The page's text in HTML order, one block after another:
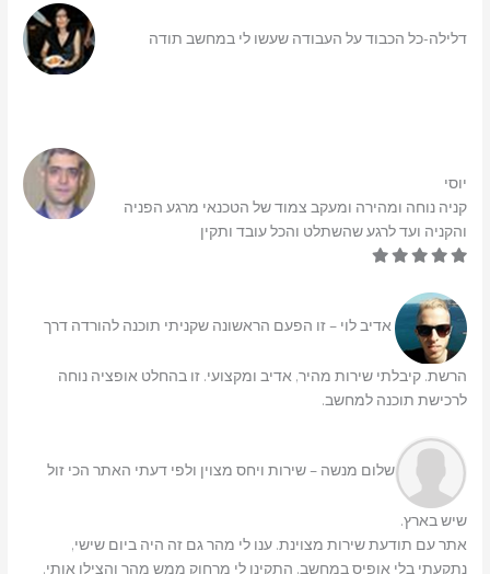
דלילה-כל הכבוד על העבודה שעשו לי במחשב תודה
יוסי
קניה נוחה ומהירה ומעקב צמוד של הטכנאי מרגע הפניה
והקניה ועד לרגע שהשתלט והכל עובד ותקין
אדיב לוי – זו הפעם הראשונה שקניתי תוכנה להורדה דרך
הרשת. קיבלתי שירות מהיר, אדיב ומקצועי. זו בהחלט אופציה נוחה
לרכישת תוכנה למחשב.
שלום מנשה – שירות ויחס מצוין ולפי דעתי האתר הכי זול
שיש בארץ.
אתר עם תודעת שירות מצוינת. ענו לי מהר גם זה היה ביום שישי,
נתקעתי בלי אופיס במחשב, התקינו לי מרחוק ממש מהר והצילו אותי,